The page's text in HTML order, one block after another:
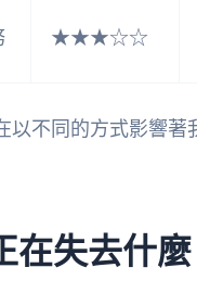
★★★☆☆
不同的方式影響著
在失去什麼